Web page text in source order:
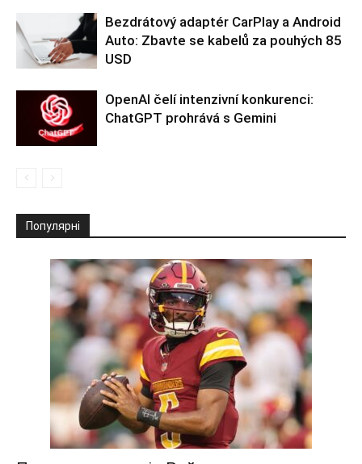
Bezdrátový adaptér CarPlay a Android
Auto: Zbavte se kabelů za pouhých 85
USD
OpenAI čelí intenzivní konkurenci:
ChatGPT prohrává s Gemini
Популярні